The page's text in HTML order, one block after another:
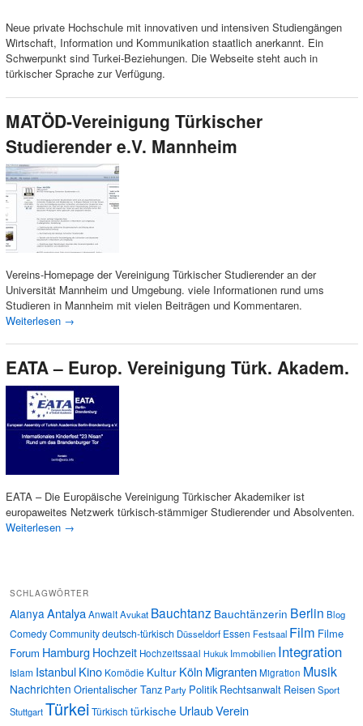
Neue private Hochschule mit innovativen und intensiven Studiengängen
Wirtschaft, Information und Kommunikation staatlich anerkannt. Ein
Schwerpunkt sind Turkei-Beziehungen. Die Webseite steht auch in
türkischer Sprache zur Verfügung.
MATÖD-Vereinigung Türkischer
Studierender e.V. Mannheim
Vereins-Homepage der Vereinigung Türkischer Studierender an der
Universität Mannheim und Umgebung. viele Informationen rund ums
Studieren in Mannheim mit vielen Beiträgen und Kommentaren.
Weiterlesen →
EATA – Europ. Vereinigung Türk. Akadem.
EATA – Die Europäische Vereinigung Türkischer Akademiker ist
europaweites Netzwerk türkisch-stämmiger Studierender und Absolventen.
Weiterlesen →
SCHLAGWÖRTER
Alanya AntalyaAnwaltAvukat Bauchtanz Bauchtänzerin Berlin Blog
ComedyCommunitydeutsch-türkisch Düsseldorf Essen Festsaal Film Filme
Forum Hamburg Hochzeit Hochzeitssaal Hukuk Immobilien Integration
Islam IstanbulKino Komödie Kultur Köln MigrantenMigration Musik
Nachrichten Orientalischer Tanz Party Politik Rechtsanwalt ReisenSport
StuttgartTürkeiTürkisch türkische UrlaubVerein